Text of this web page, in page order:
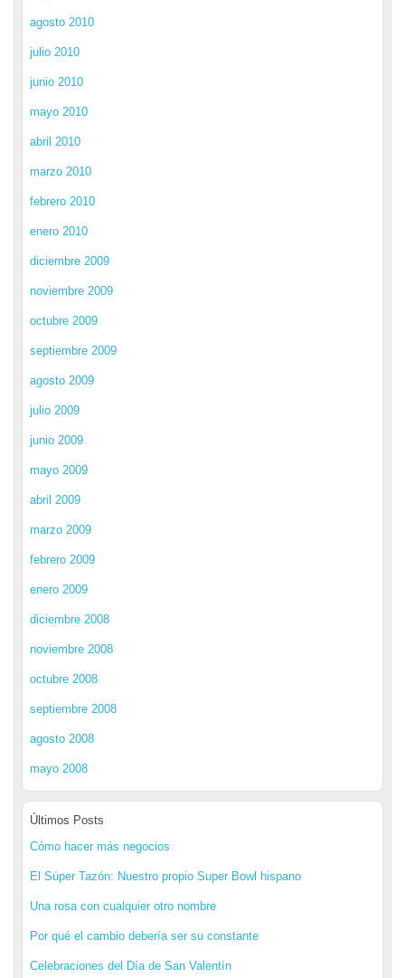
agosto 2010
julio 2010
junio 2010
mayo 2010
abril 2010
marzo 2010
febrero 2010
enero 2010
diciembre 2009
noviembre 2009
octubre 2009
septiembre 2009
agosto 2009
julio 2009
junio 2009
mayo 2009
abril 2009
marzo 2009
febrero 2009
enero 2009
diciembre 2008
noviembre 2008
octubre 2008
septiembre 2008
agosto 2008
mayo 2008
Últimos Posts
Cómo hacer más negocios
El Súper Tazón: Nuestro propio Super Bowl hispano
Una rosa con cualquier otro nombre
Por qué el cambio debería ser su constante
Celebraciones del Día de San Valentín